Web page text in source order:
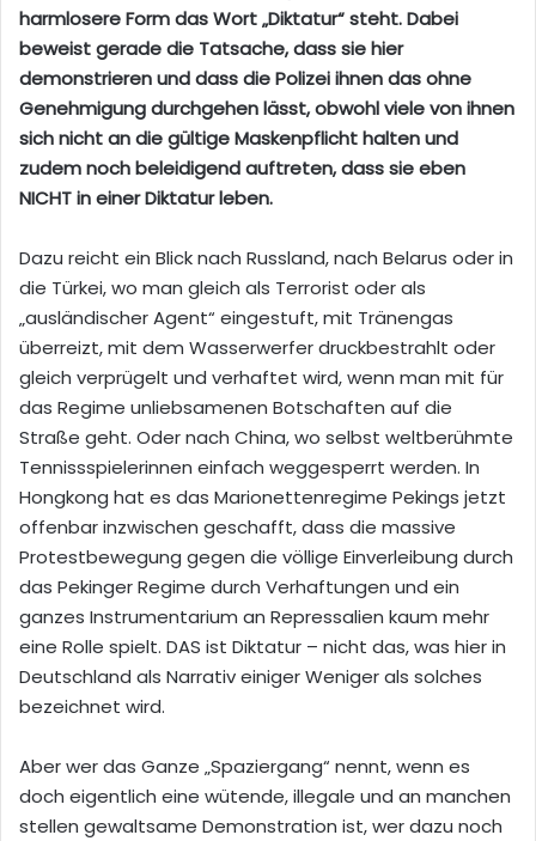
harmlosere Form das Wort „Diktatur“ steht. Dabei
beweist gerade die Tatsache, dass sie hier
demonstrieren und dass die Polizei ihnen das ohne
Genehmigung durchgehen lässt, obwohl viele von ihnen
sich nicht an die gültige Maskenpflicht halten und
zudem noch beleidigend auftreten, dass sie eben
NICHT in einer Diktatur leben.
Dazu reicht ein Blick nach Russland, nach Belarus oder in
die Türkei, wo man gleich als Terrorist oder als
„ausländischer Agent“ eingestuft, mit Tränengas
überreizt, mit dem Wasserwerfer druckbestrahlt oder
gleich verprügelt und verhaftet wird, wenn man mit für
das Regime unliebsamenen Botschaften auf die
Straße geht. Oder nach China, wo selbst weltberühmte
Tennissspielerinnen einfach weggesperrt werden. In
Hongkong hat es das Marionettenregime Pekings jetzt
offenbar inzwischen geschafft, dass die massive
Protestbewegung gegen die völlige Einverleibung durch
das Pekinger Regime durch Verhaftungen und ein
ganzes Instrumentarium an Repressalien kaum mehr
eine Rolle spielt. DAS ist Diktatur – nicht das, was hier in
Deutschland als Narrativ einiger Weniger als solches
bezeichnet wird.
Aber wer das Ganze „Spaziergang“ nennt, wenn es
doch eigentlich eine wütende, illegale und an manchen
stellen gewaltsame Demonstration ist, wer dazu noch